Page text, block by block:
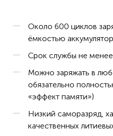
Около 600 циклов
ёмкостью
Срок службы не менее
Можно заряжать в
обязательно
«эффект памяти»)
Низкий саморазряд,
качественных